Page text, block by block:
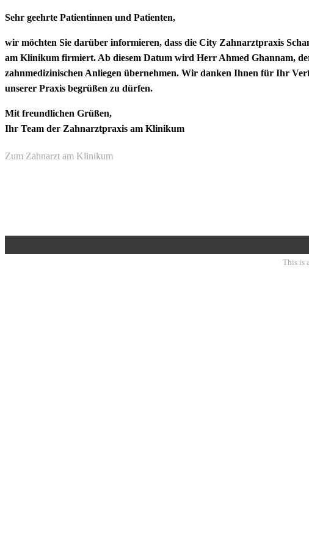
Zum
springen
Sehr geehrte Patientinnen und Patienten,
wir möchten Sie darüber informieren, dass die City Zahnarztpraxis
am Klinikum firmiert. Ab diesem Datum wird Herr Ahmed Ghannam,
zahnmedizinischen Anliegen übernehmen. Wir danken Ihnen für Ihr
unserer Praxis begrüßen zu dürfen.
Mit freundlichen Grüßen,
Ihr Team der Zahnarztpraxis am Klinikum
Zum Zahnarzt am Klinikum
This is